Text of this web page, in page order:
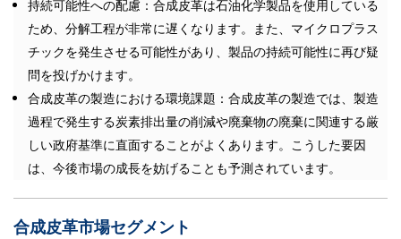
持続可能性への配慮：合成皮革は石油化学製品を使用している
ため、分解工程が非常に遅くなります。また、マイクロプラス
チックを発生させる可能性があり、製品の持続可能性に再び疑
問を投げかけます。
合成皮革の製造における環境課題：合成皮革の製造では、製造
過程で発生する炭素排出量の削減や廃棄物の廃棄に関連する厳
しい政府基準に直面することがよくあります。こうした要因
は、今後市場の成長を妨げることも予測されています。
合成皮革市場セグメント